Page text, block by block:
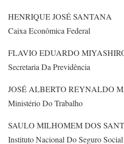
HENRIQUE JOSÉ SANTANA
Caixa Econômica Federal
FLAVIO EDUARDO
Secretaria Da Previdência
JOSÉ ALBERTO REYNALDO
Ministério Do Trabalho
SAULO MILHOMEM DOS
Instituto Nacional Do Seguro Social